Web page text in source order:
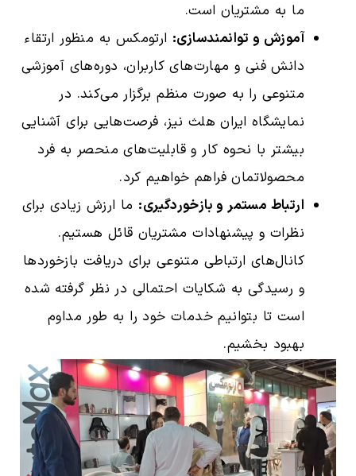
ما به مشتریان است.
آموزش و توانمندسازی: ارتومکس به منظور ارتقاء
دانش فنی و مهارت‌های کاربران، دوره‌های آموزشی
متنوعی را به صورت منظم برگزار می‌کند. در
نمایشگاه ایران هلث نیز، فرصت‌هایی برای آشنایی
بیشتر با نحوه کار و قابلیت‌های منحصر به فرد
محصولاتمان فراهم خواهیم کرد.
ارتباط مستمر و بازخوردگیری: ما ارزش زیادی برای
نظرات و پیشنهادات مشتریان قائل هستیم.
کانال‌های ارتباطی متنوعی برای دریافت بازخوردها
و رسیدگی به شکایات احتمالی در نظر گرفته شده
است تا بتوانیم خدمات خود را به طور مداوم
بهبود بخشیم.